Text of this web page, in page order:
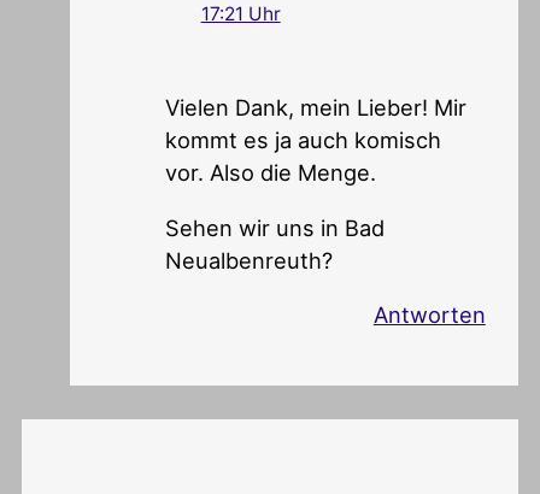
17:21 Uhr
Vielen Dank, mein Lieber! Mir
kommt es ja auch komisch
vor. Also die Menge.
Sehen wir uns in Bad
Neualbenreuth?
Antworten